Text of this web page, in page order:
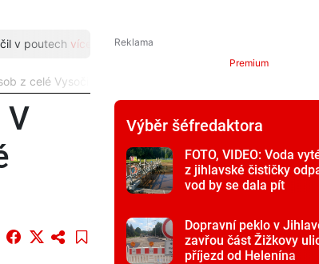
v poutech více... Starosta Polné uvěřil, že dříve
z celé Vysočiny
V
Premium
Výběr šéfredaktora
FOTO, VIDEO: Voda
z jihlavské čističky
vod by se dala pít
Dopravní peklo v
zavřou část Žižkovy
příjezd od Helenína